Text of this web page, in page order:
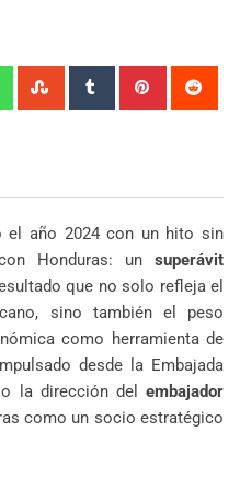
WhatsappStumbleUpon
Tumblr Pinterest
el año 2024 con un hito sin
Honduras: un superávit
que no solo refleja el
sino también el peso
como herramienta de
desde la Embajada
la dirección del embajador
como un socio estratégico